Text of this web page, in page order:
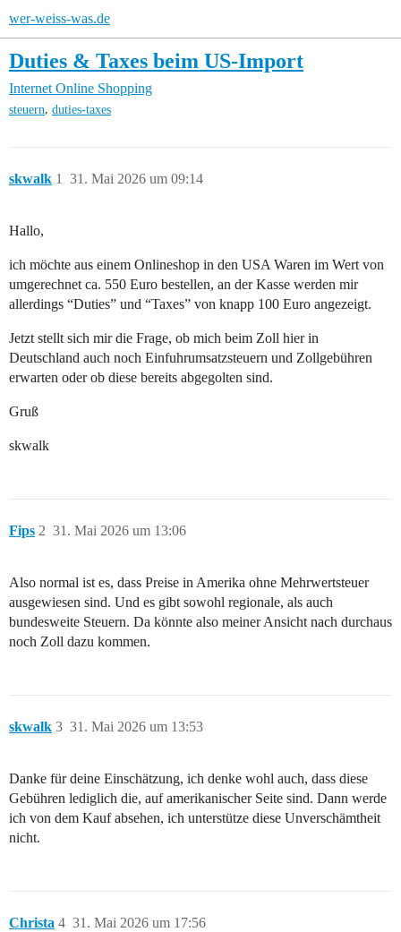
wer-weiss-was.de
Duties & Taxes beim US-Import
Internet Online Shopping
steuern, duties-taxes
skwalk 31. Mai 2026 um 09:14
1
Hallo,
ich möchte aus einem Onlineshop in den USA Waren im Wert von
umgerechnet ca. 550 Euro bestellen, an der Kasse werden mir
allerdings “Duties” und “Taxes” von knapp 100 Euro angezeigt.
Jetzt stellt sich mir die Frage, ob mich beim Zoll hier in
Deutschland auch noch Einfuhrumsatzsteuern und Zollgebühren
erwarten oder ob diese bereits abgegolten sind.
Gruß
skwalk
Fips 31. Mai 2026 um 13:06
2
Also normal ist es, dass Preise in Amerika ohne Mehrwertsteuer
ausgewiesen sind. Und es gibt sowohl regionale, als auch
bundesweite Steuern. Da könnte also meiner Ansicht nach durchaus
noch Zoll dazu kommen.
skwalk 31. Mai 2026 um 13:53
3
Danke für deine Einschätzung, ich denke wohl auch, dass diese
Gebühren lediglich die, auf amerikanischer Seite sind. Dann werde
ich von dem Kauf absehen, ich unterstütze diese Unverschämtheit
nicht.
Christa 31. Mai 2026 um 17:56
4